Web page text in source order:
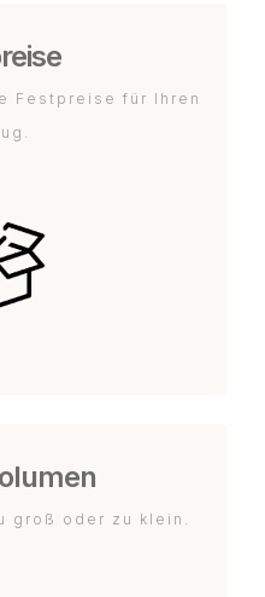
Festpreise für Ihren
groß oder zu klein.